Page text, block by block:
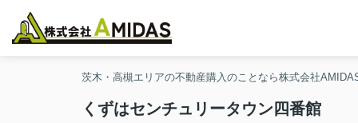
茨木・高槻エリアの不動産購入のことなら株式会社
くずはセンチュリータウン四番館